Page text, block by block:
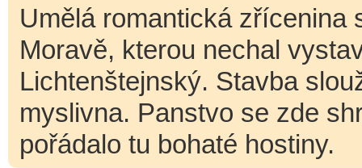
Umělá romantická zřícenina
Moravě, kterou nechal
Lichtenštejnský. Stavba
myslivna. Panstvo se zde
pořádalo tu bohaté hostiny.